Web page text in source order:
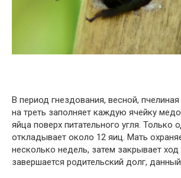
В период гнездования, весной,
на треть заполняет каждую ячейку
яйца поверх питательного угля. Только
откладывает около 12 яиц. Мать
несколько недель, затем закрывает ход
завершается родительский долг,